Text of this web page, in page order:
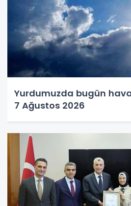
Yurdumuzda bugün
7 Ağustos 2026